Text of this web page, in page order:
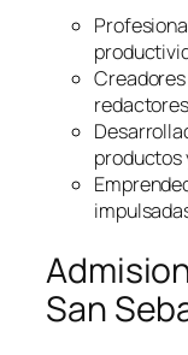
productos
San